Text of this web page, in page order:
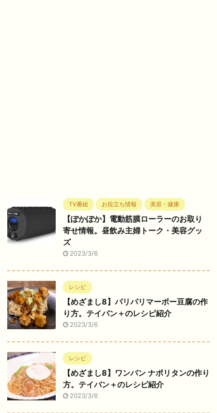
TV番組 お役立ち情報 美容・健康
【ぽかぽか】電動筋膜ローラーのお取り
寄せ情報。昼飲み主婦トーク・美容グッ
ズ
2023/3/6
レシピ
【めざまし8】パリパリマーボー豆腐の作
り方。テイバン＋のレシピ紹介
2023/3/6
レシピ
【めざまし8】ワンパン ナポリタンの作り
方。テイバン＋のレシピ紹介
2023/3/6